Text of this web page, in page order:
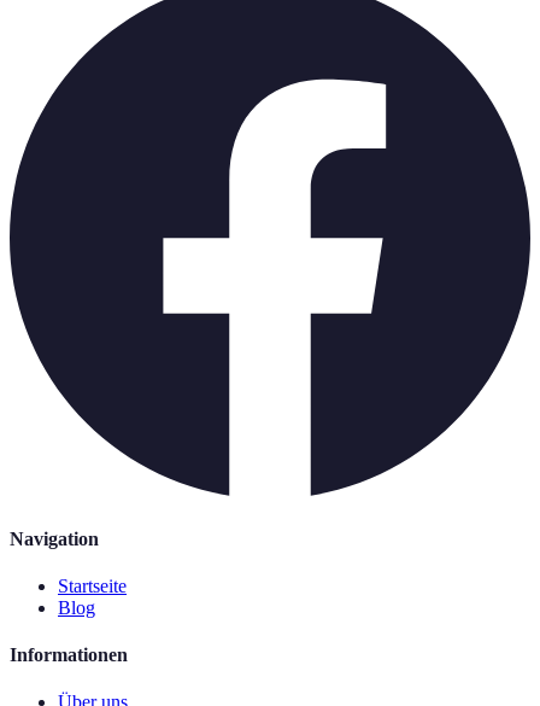
Navigation
Startseite
Blog
Informationen